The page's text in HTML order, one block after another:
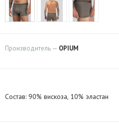
Производитель — OPIUM
Состав: 90% вискоза, 10% эластан